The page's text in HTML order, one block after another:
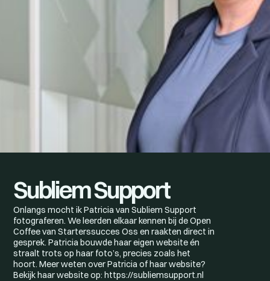
Subliem Support
Onlangs mocht ik Patricia van Subliem Support
fotograferen. We leerden elkaar kennen bij de Open
Coffee van Starterssucces Oss en raakten direct in
gesprek. Patricia bouwde haar eigen website én
straalt trots op haar foto’s, precies zoals het
hoort. Meer weten over Patricia of haar website?
Bekijk haar website op: https://subliemsupport.nl